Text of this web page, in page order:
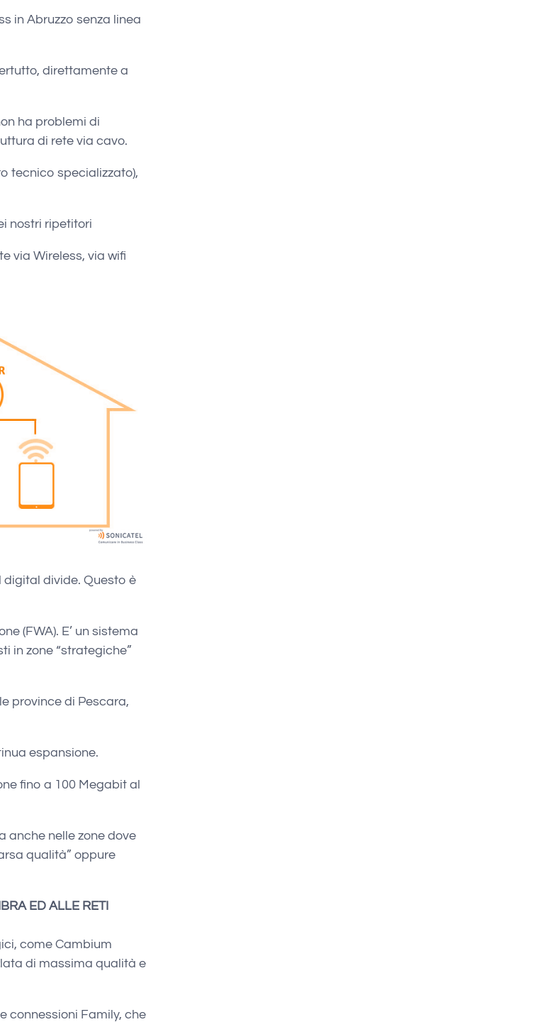
in Abruzzo senza linea
direttamente a
ha problemi di
di rete via cavo.
tecnico specializzato),
nostri ripetitori
via Wireless, via wifi
digital divide. Questo è
(FWA). E’ un sistema
in zone “strategiche”
province di Pescara,
espansione.
fino a 100 Megabit al
anche nelle zone dove
qualità” oppure
ED ALLE RETI
come Cambium
di massima qualità e
connessioni Family, che